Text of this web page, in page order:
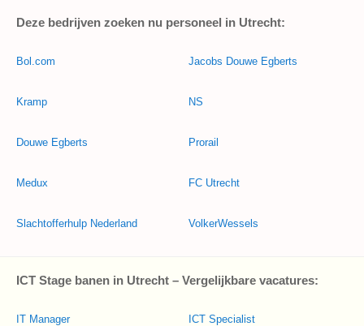
Deze bedrijven zoeken nu personeel in Utrecht:
Bol.com
Kramp
Douwe Egberts
Medux
Slachtofferhulp Nederland
Jacobs Douwe Egberts
NS
Prorail
FC Utrecht
VolkerWessels
ICT Stage banen in Utrecht – Vergelijkbare vacatures:
IT Manager ICT Specialist